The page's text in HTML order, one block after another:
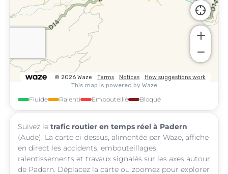
Fluide Ralenti Embouteillé Bloqué
Suivez le trafic routier en temps réel à Padern
(Aude). La carte ci-dessus, alimentée par Waze, affiche
en direct les accidents, embouteillages,
ralentissements et travaux signalés sur les axes autour
de Padern. Déplacez la carte ou zoomez pour explorer